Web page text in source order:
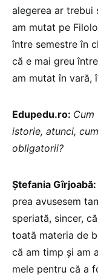
alegerea ar trebui
am mutat pe
între semestre în
că e mai greu
am mutat în vară,
Edupedu.ro:
istorie, atunci,
obligatorii?
Ștefania Gîrjoabă:
prea avusesem
speriată, sincer,
toată materia de
că am timp și am
mele pentru că a